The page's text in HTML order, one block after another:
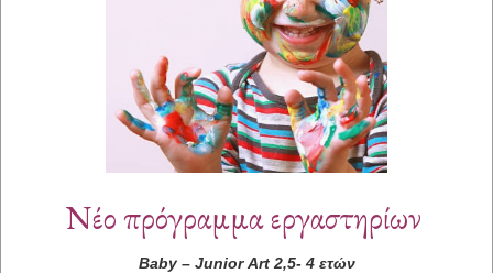
Νέο πρόγραμμα εργαστηρίων
Baby– Junior Art2,5- 4 ετών